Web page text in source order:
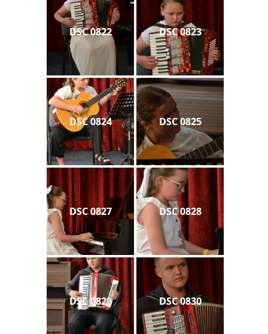
DSC 0822 DSC 0823
DSC 0824 DSC 0825
DSC 0827 DSC 0828
DSC 0829 DSC 0830